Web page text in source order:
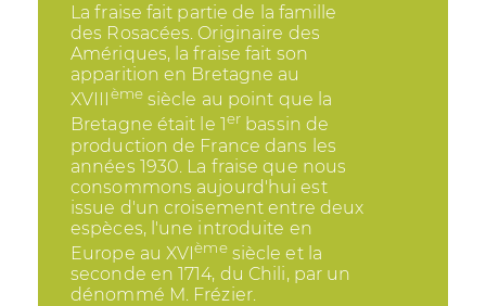
La fraise fait partie de la famille
des Rosacées. Originaire des
Amériques, la fraise fait son
apparition en Bretagne au
XVIII
èmesiècle au point que la
Bretagne était le 1er bassin de
production de France dans les
années 1930. La fraise que nous
consommons aujourd'hui est
issue d'un croisement entre deux
espèces, l'une introduite en
Europe au XVIèmesiècle et la
seconde en 1714, du Chili, par un
dénommé M. Frézier.